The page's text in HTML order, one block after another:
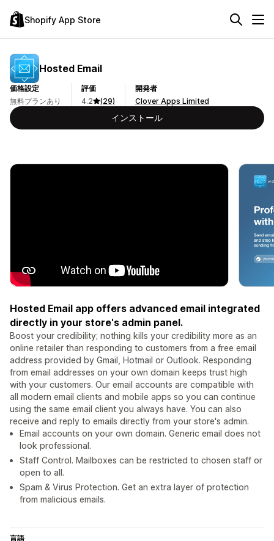
Shopify App Store
Hosted Email
価格設定
無料プランあり
評価
4.2
(29)
開発者
Clover Apps Limited
インストール
Hosted Email app offers advanced email integrated
directly in your store's admin panel.
Boost your credibility; nothing kills your credibility more as an
online retailer than responding to customers from a free email
address provided by Gmail, Hotmail or Outlook. Responding
from email addresses on your own domain keeps trust high
with your customers. Our email accounts are compatible with
all modern email clients and mobile apps so you can continue
using the same email client you always have. You can also
receive and reply to emails directly from your store's admin.
Email accounts on your own domain. Generic email does not
look professional.
Staff Control. Mailboxes can be restricted to chosen staff or
open to all.
Spam & Virus Protection. Get an extra layer of protection
from malicious emails.
言語